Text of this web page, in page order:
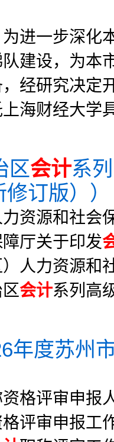
一步深化
建设，为本
经研究决定
上海财经大
区会计系
订版））
资源和社会
厅关于印发
人力资源和
会计系列高
年度苏州
格评审申报
评审申报工